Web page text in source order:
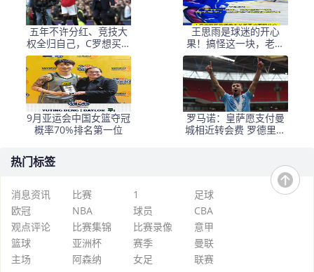
五年不许分红、竞技大
权全归自己，C罗想买曼
联的要求，比格雷泽还
要狠得多
王思雨是球迷的开心
果！搞怪这一块，老六
没有输给谁！#百度一夏
燃动赛场#
9月亚运会中国女篮夺冠
概率70%排名第一位
罗马诺：皇萨愿支付曼
城相近转会费 罗德里有
热门标签
消息资讯 比赛 1
足球
欧冠
NBA 球员
CBA
观点评论
比赛集锦 比赛录像
意甲
篮球
亚洲杯 赛季
曼联
主场
阿森纳 女足 联赛